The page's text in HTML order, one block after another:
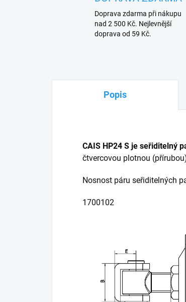
Doprava zdarma při nákupu
nad 2 500 Kč. Nejlevnější
doprava od 59 Kč.
Popis
CAIS HP24 S je seřiditelný
čtvercovou plotnou
Nosnost páru seřiditelných
1700102